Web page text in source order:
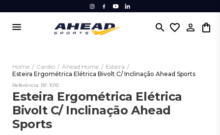
menu search favorite_border
Home / Cardio / Ahead Home / Esteira /
Esteira Ergométrica Elétrica Bivolt C/ Inclinação Ahead Sports
Esteira Ergométrica Elétrica
Bivolt C/ Inclinação Ahead
Sports
Referência: BF-101E